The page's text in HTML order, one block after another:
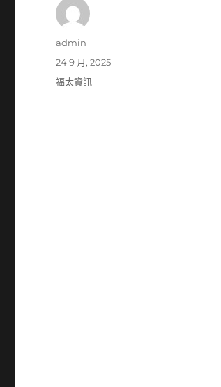
作
admin
發
佈
24 9 月, 2025
分
福太資訊